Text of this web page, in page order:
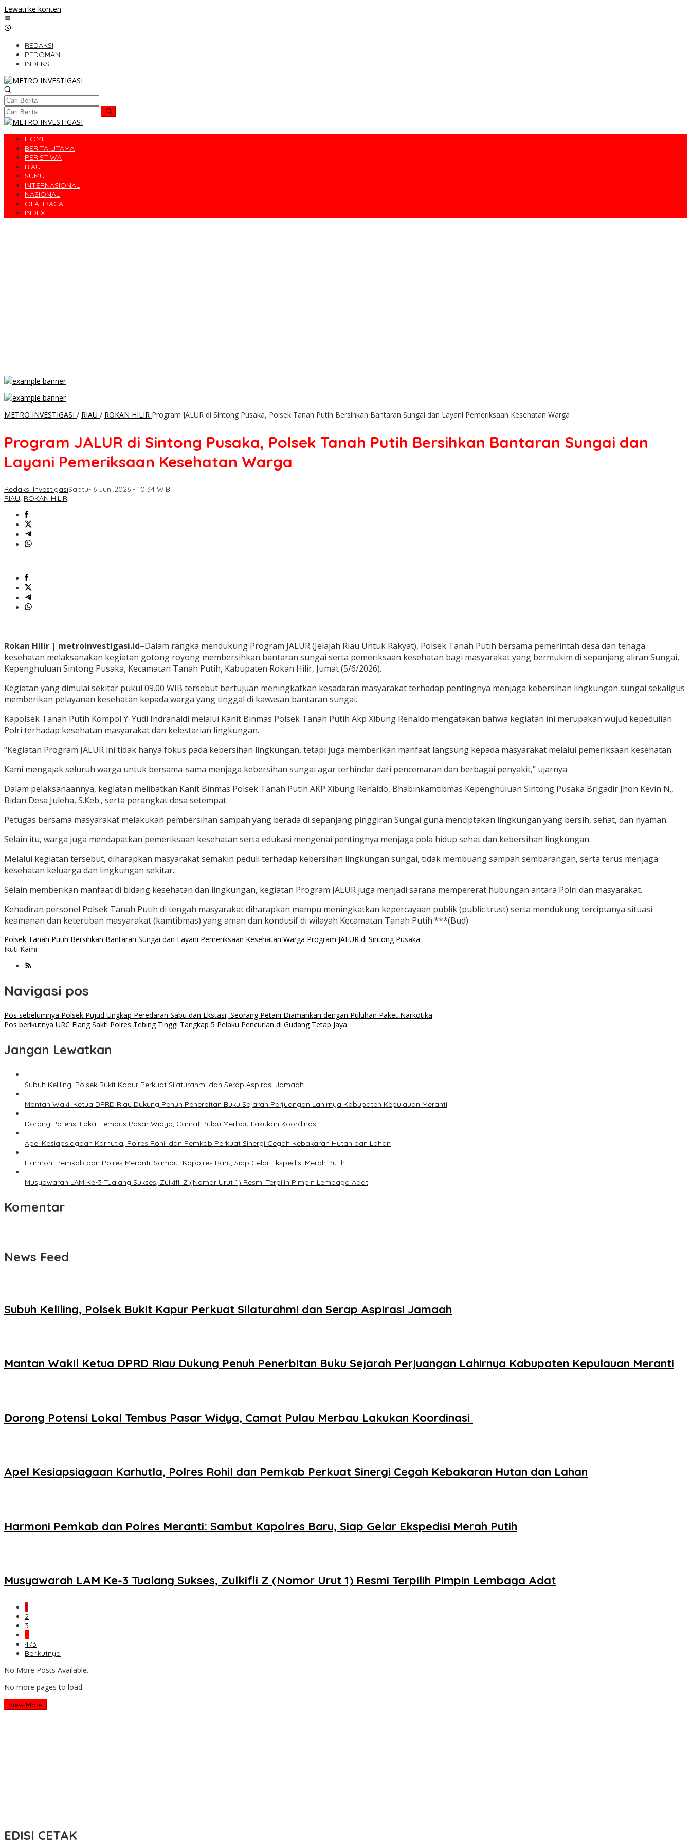
Lewati ke konten
REDAKSI
PEDOMAN
INDEKS
HOME
BERITA UTAMA
PERISTIWA
RIAU
SUMUT
INTERNASIONAL
NASIONAL
OLAHRAGA
INDEX
METRO INVESTIGASI / RIAU / ROKAN HILIR Program JALUR di Sintong Pusaka, Polsek Tanah Putih Bersihkan Bantaran Sungai dan Layani Pemeriksaan Kesehatan Warga
Program JALUR di Sintong Pusaka, Polsek Tanah Putih Bersihkan Bantaran Sungai dan
Layani Pemeriksaan Kesehatan Warga
Redaksi InvestigasiSabtu- 6 Juni,2026 - 10:34 WIB
RIAU, ROKAN HILIR
Rokan Hilir | metroinvestigasi.id–Dalam rangka mendukung Program JALUR (Jelajah Riau Untuk Rakyat), Polsek Tanah Putih bersama pemerintah desa dan tenaga
kesehatan melaksanakan kegiatan gotong royong membersihkan bantaran sungai serta pemeriksaan kesehatan bagi masyarakat yang bermukim di sepanjang aliran Sungai,
Kepenghuluan Sintong Pusaka, Kecamatan Tanah Putih, Kabupaten Rokan Hilir, Jumat (5/6/2026).
Kegiatan yang dimulai sekitar pukul 09.00 WIB tersebut bertujuan meningkatkan kesadaran masyarakat terhadap pentingnya menjaga kebersihan lingkungan sungai sekaligus
memberikan pelayanan kesehatan kepada warga yang tinggal di kawasan bantaran sungai.
Kapolsek Tanah Putih Kompol Y. Yudi Indranaldi melalui Kanit Binmas Polsek Tanah Putih Akp Xibung Renaldo mengatakan bahwa kegiatan ini merupakan wujud kepedulian
Polri terhadap kesehatan masyarakat dan kelestarian lingkungan.
“Kegiatan Program JALUR ini tidak hanya fokus pada kebersihan lingkungan, tetapi juga memberikan manfaat langsung kepada masyarakat melalui pemeriksaan kesehatan.
Kami mengajak seluruh warga untuk bersama-sama menjaga kebersihan sungai agar terhindar dari pencemaran dan berbagai penyakit,” ujarnya.
Dalam pelaksanaannya, kegiatan melibatkan Kanit Binmas Polsek Tanah Putih AKP Xibung Renaldo, Bhabinkamtibmas Kepenghuluan Sintong Pusaka Brigadir Jhon Kevin N.,
Bidan Desa Juleha, S.Keb., serta perangkat desa setempat.
Petugas bersama masyarakat melakukan pembersihan sampah yang berada di sepanjang pinggiran Sungai guna menciptakan lingkungan yang bersih, sehat, dan nyaman.
Selain itu, warga juga mendapatkan pemeriksaan kesehatan serta edukasi mengenai pentingnya menjaga pola hidup sehat dan kebersihan lingkungan.
Melalui kegiatan tersebut, diharapkan masyarakat semakin peduli terhadap kebersihan lingkungan sungai, tidak membuang sampah sembarangan, serta terus menjaga
kesehatan keluarga dan lingkungan sekitar.
Selain memberikan manfaat di bidang kesehatan dan lingkungan, kegiatan Program JALUR juga menjadi sarana mempererat hubungan antara Polri dan masyarakat.
Kehadiran personel Polsek Tanah Putih di tengah masyarakat diharapkan mampu meningkatkan kepercayaan publik (public trust) serta mendukung terciptanya situasi
keamanan dan ketertiban masyarakat (kamtibmas) yang aman dan kondusif di wilayah Kecamatan Tanah Putih.***(Bud)
Polsek Tanah Putih Bersihkan Bantaran Sungai dan Layani Pemeriksaan Kesehatan Warga Program JALUR di Sintong Pusaka
Ikuti Kami
Navigasi pos
Pos sebelumnya Polsek Pujud Ungkap Peredaran Sabu dan Ekstasi, Seorang Petani Diamankan dengan Puluhan Paket Narkotika
Pos berikutnya URC Elang Sakti Polres Tebing Tinggi Tangkap 5 Pelaku Pencurian di Gudang Tetap Jaya
Jangan Lewatkan
Subuh Keliling, Polsek Bukit Kapur Perkuat Silaturahmi dan Serap Aspirasi Jamaah
Mantan Wakil Ketua DPRD Riau Dukung Penuh Penerbitan Buku Sejarah Perjuangan Lahirnya Kabupaten Kepulauan Meranti
Dorong Potensi Lokal Tembus Pasar Widya, Camat Pulau Merbau Lakukan Koordinasi
Apel Kesiapsiagaan Karhutla, Polres Rohil dan Pemkab Perkuat Sinergi Cegah Kebakaran Hutan dan Lahan
Harmoni Pemkab dan Polres Meranti: Sambut Kapolres Baru, Siap Gelar Ekspedisi Merah Putih
Musyawarah LAM Ke-3 Tualang Sukses, Zulkifli Z (Nomor Urut 1) Resmi Terpilih Pimpin Lembaga Adat
Komentar
News Feed
Subuh Keliling, Polsek Bukit Kapur Perkuat Silaturahmi dan Serap Aspirasi Jamaah
Mantan Wakil Ketua DPRD Riau Dukung Penuh Penerbitan Buku Sejarah Perjuangan Lahirnya Kabupaten Kepulauan Meranti
Dorong Potensi Lokal Tembus Pasar Widya, Camat Pulau Merbau Lakukan Koordinasi
Apel Kesiapsiagaan Karhutla, Polres Rohil dan Pemkab Perkuat Sinergi Cegah Kebakaran Hutan dan Lahan
Harmoni Pemkab dan Polres Meranti: Sambut Kapolres Baru, Siap Gelar Ekspedisi Merah Putih
Musyawarah LAM Ke-3 Tualang Sukses, Zulkifli Z (Nomor Urut 1) Resmi Terpilih Pimpin Lembaga Adat
1
2
3
…
473
Berikutnya
No More Posts Available.
No more pages to load.
View More
EDISI CETAK